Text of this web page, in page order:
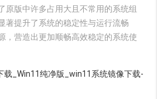
原版中许多占用大且不常用的系统组
著提升了系统的稳定性与运行流畅
，营造出更加顺畅高效稳定的系统使
载_Win11纯净版_win11系统镜像下载-